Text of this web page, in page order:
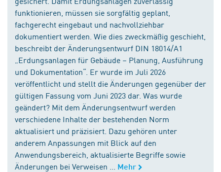
funktionieren, müssen sie sorgfältig geplant,
fachgerecht eingebaut und nachvollziehbar
dokumentiert werden. Wie dies zweckmäßig geschieht,
beschreibt der Änderungsentwurf DIN 18014/A1
„Erdungsanlagen für Gebäude – Planung, Ausführung
und Dokumentation“. Er wurde im Juli 2026
veröffentlicht und stellt die Änderungen gegenüber der
gültigen Fassung vom Juni 2023 dar. Was wurde
geändert? Mit dem Änderungsentwurf werden
verschiedene Inhalte der bestehenden Norm
aktualisiert und präzisiert. Dazu gehören unter
anderem Anpassungen mit Blick auf den
Anwendungsbereich, aktualisierte Begriffe sowie
Änderungen bei Verweisen ...
Mehr